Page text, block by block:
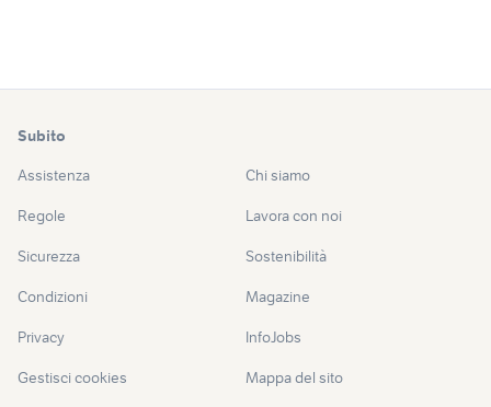
Subito
Assistenza
Regole
Sicurezza
Condizioni
Privacy
Gestisci cookies
Chi siamo
Lavora con noi
Sostenibilità
Magazine
InfoJobs
Mappa del sito